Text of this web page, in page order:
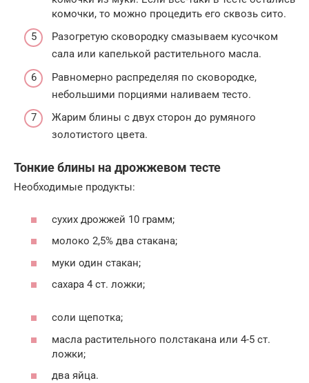
комочки, то можно процедить его сквозь сито.
Разогретую сковородку смазываем кусочком
сала или капелькой растительного масла.
Равномерно распределяя по сковородке,
небольшими порциями наливаем тесто.
Жарим блины с двух сторон до румяного
золотистого цвета.
Тонкие блины на дрожжевом тесте
Необходимые продукты:
сухих дрожжей 10 грамм;
молоко 2,5% два стакана;
муки один стакан;
сахара 4 ст. ложки;
соли щепотка;
масла растительного полстакана или 4-5 ст.
ложки;
два яйца.